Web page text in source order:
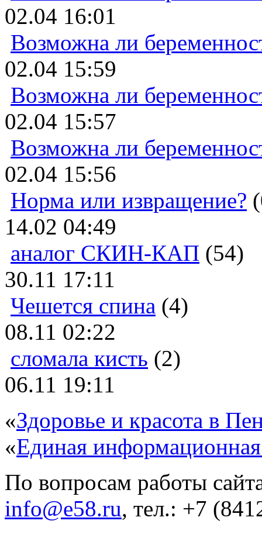
02.04 16:01
Возможна ли
02.04 15:59
Возможна ли
02.04 15:57
Возможна ли
02.04 15:56
Норма или извращение?
14.02 04:49
аналог СКИН-КАП (54)
30.11 17:11
Чешется спина (4)
08.11 02:22
сломала кисть (2)
06.11 19:11
«Здоровье и красота в
«Единая
По вопросам работы
info@e58.ru, тел.: +7